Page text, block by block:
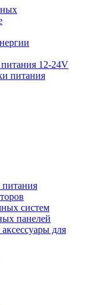
12-24V
питания
питания
систем
панелей
для